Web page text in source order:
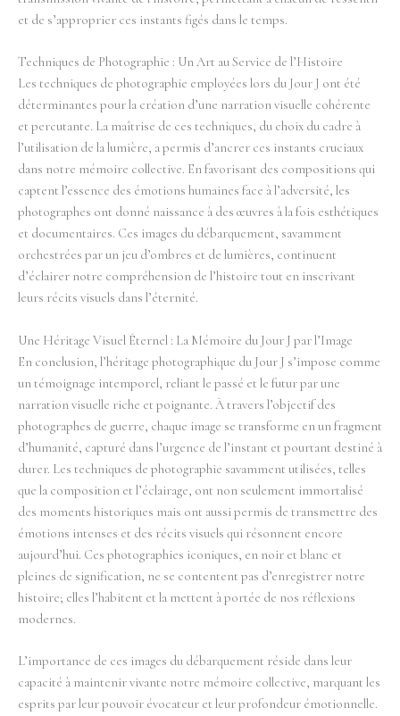
et de s’approprier ces instants figés dans le temps.
Techniques de Photographie : Un Art au Service de l’Histoire
Les techniques de photographie employées lors du Jour J ont été
déterminantes pour la création d’une narration visuelle cohérente
et percutante. La maîtrise de ces techniques, du choix du cadre à
l’utilisation de la lumière, a permis d’ancrer ces instants cruciaux
dans notre mémoire collective. En favorisant des compositions qui
captent l’essence des émotions humaines face à l’adversité, les
photographes ont donné naissance à des œuvres à la fois esthétiques
et documentaires. Ces images du débarquement, savamment
orchestrées par un jeu d’ombres et de lumières, continuent
d’éclairer notre compréhension de l’histoire tout en inscrivant
leurs récits visuels dans l’éternité.
Une Héritage Visuel Éternel : La Mémoire du Jour J par l’Image
En conclusion, l’héritage photographique du Jour J s’impose comme
un témoignage intemporel, reliant le passé et le futur par une
narration visuelle riche et poignante. À travers l’objectif des
photographes de guerre, chaque image se transforme en un fragment
d’humanité, capturé dans l’urgence de l’instant et pourtant destiné à
durer. Les techniques de photographie savamment utilisées, telles
que la composition et l’éclairage, ont non seulement immortalisé
des moments historiques mais ont aussi permis de transmettre des
émotions intenses et des récits visuels qui résonnent encore
aujourd’hui. Ces photographies iconiques, en noir et blanc et
pleines de signification, ne se contentent pas d’enregistrer notre
histoire; elles l’habitent et la mettent à portée de nos réflexions
modernes.
L’importance de ces images du débarquement réside dans leur
capacité à maintenir vivante notre mémoire collective, marquant les
esprits par leur pouvoir évocateur et leur profondeur émotionnelle.